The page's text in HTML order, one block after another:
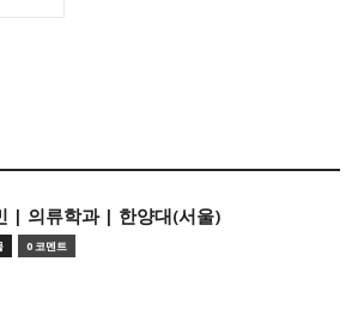
| 의류학과 | 한양대(서울)
0 코멘트